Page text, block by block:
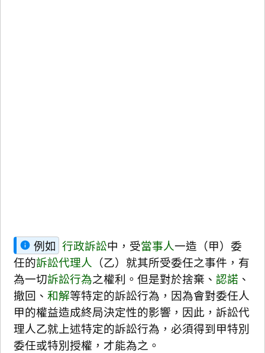
例如 行政訴訟中，受當事人一造（甲）委
任的訴訟代理人 （乙）就其所受委任之事件，有
為一切訴訟行為之權利。但是對於捨棄、認諾 、
撤回、和解等特定的訴訟行為，因為會對委任人
甲的權益造成終局決定性的影響，因此，訴訟代
理人乙就上述特定的訴訟行為，必須得到甲特別
委任或特別授權，才能為之。